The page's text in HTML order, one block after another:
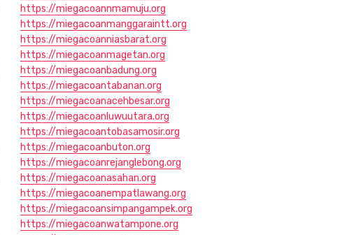
https://miegacoannmamuju.org
https://miegacoanmanggaraintt.org
https://miegacoanniasbarat.org
https://miegacoanmagetan.org
https://miegacoanbadung.org
https://miegacoantabanan.org
https://miegacoanacehbesar.org
https://miegacoanluwuutara.org
https://miegacoantobasamosir.org
https://miegacoanbuton.org
https://miegacoanrejanglebong.org
https://miegacoanasahan.org
https://miegacoanempatlawang.org
https://miegacoansimpangampek.org
https://miegacoanwatampone.org